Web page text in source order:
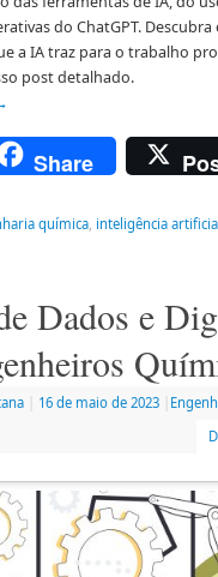
do ChatGPT. Descubra
a IA traz para o trabalho
post detalhado.
Share
química, inteligência
Dados e
16 de maio de 2023